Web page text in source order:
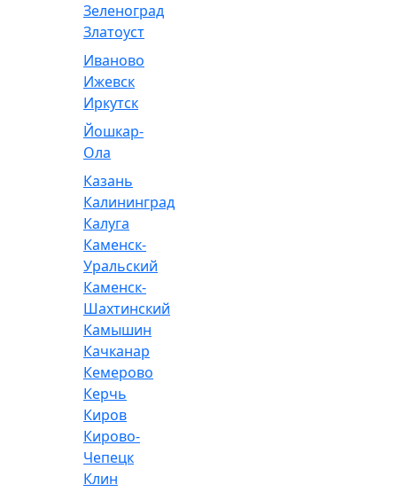
Зеленоград
Златоуст
Иваново
Ижевск
Иркутск
Йошкар-
Ола
Казань
Калининград
Калуга
Каменск-
Уральский
Каменск-
Шахтинский
Камышин
Качканар
Кемерово
Керчь
Киров
Кирово-
Чепецк
Клин